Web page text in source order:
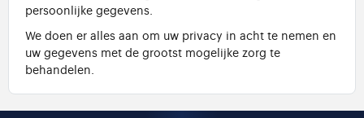
persoonlijke gegevens.
We doen er alles aan om uw privacy in acht te nemen en
uw gegevens met de grootst mogelijke zorg te
behandelen.